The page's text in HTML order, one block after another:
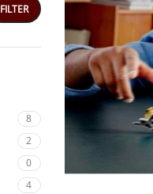
FILTER
8
2
0
4